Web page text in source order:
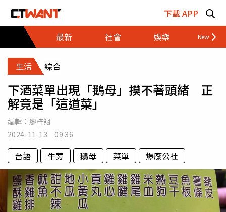
下載 APP
最新
社會 娛樂 財經
生活 綜合
下酒菜單出現「鵝母」摸不著頭緒 正
解竟是「這道菜」
編輯： 廖梓翔
2024-11-13 09:36
台語 牛蒡 鵝母 菜單 爆廢公社